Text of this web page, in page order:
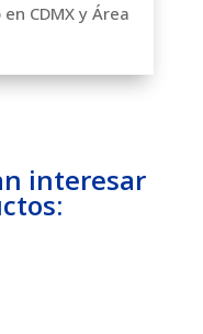
CDMX y Área
interesar